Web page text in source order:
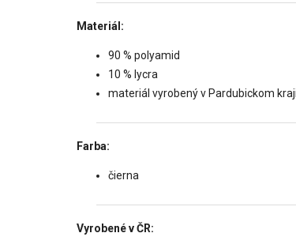
Materiál:
90 % polyamid
10 % lycra
materiál vyrobený v Pardubickom kraji
Farba:
čierna
Vyrobené v ČR: